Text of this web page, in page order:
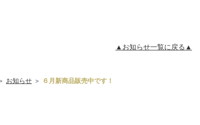
▲お知らせ一覧に戻る▲
お知らせ ＞ ６月新商品販売中です！